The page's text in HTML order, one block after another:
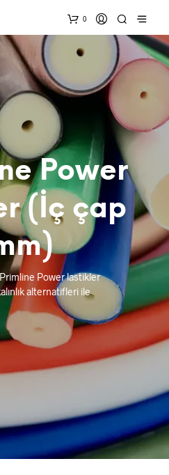
0
Power
(İç çap
Power lastikler
alternatifleri ile